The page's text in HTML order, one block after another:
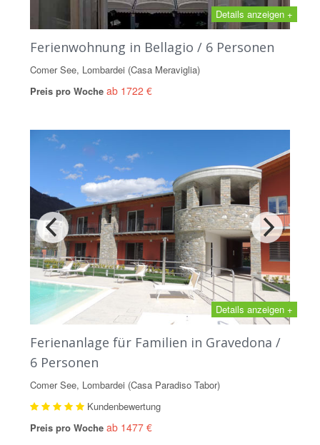
Details anzeigen +
Ferienwohnung in Bellagio / 6 Personen
Comer See, Lombardei (Casa Meraviglia)
Preis pro Woche ab 1722 €
Details anzeigen +
Ferienanlage für Familien in Gravedona /
6 Personen
Comer See, Lombardei (Casa Paradiso Tabor)
Kundenbewertung
Preis pro Woche ab 1477 €